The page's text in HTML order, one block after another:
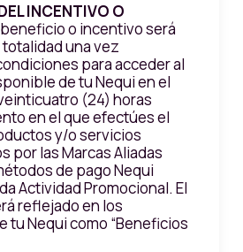
INCENTIVO O
o incentivo será
una vez
para acceder al
de tu Nequi en el
(24) horas
en el que efectúes el
y/o servicios
por las Marcas Aliadas
de pago Nequi
Actividad Promocional. El
reflejado en los
tu Nequi como “Beneficios